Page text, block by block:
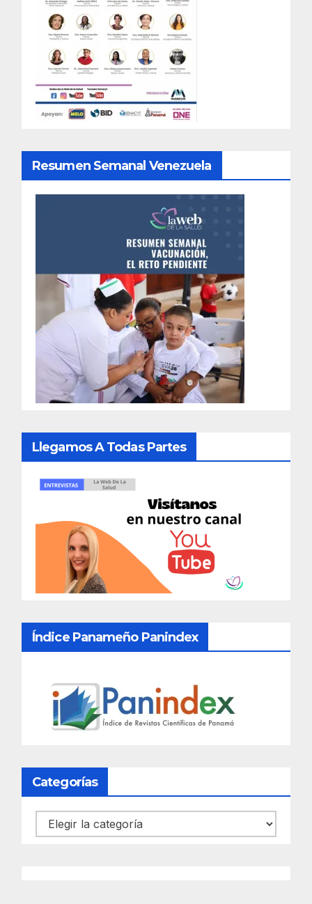
Resumen Semanal Venezuela
Llegamos A Todas Partes
Índice Panameño Panindex
Categorías
Categorías